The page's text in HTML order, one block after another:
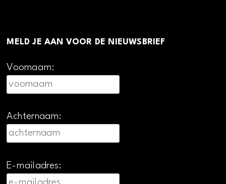
MELD JE AAN VOOR DE NIEUWSBRIEF
Voornaam:
Achternaam:
E-mailadres: